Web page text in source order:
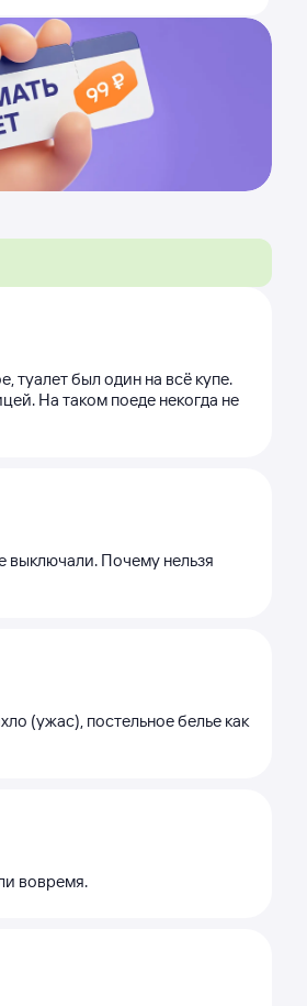
туалет был один на всё купе.
На таком поеде некогда не
выключали. Почему нельзя
(ужас), постельное белье как
вовремя.